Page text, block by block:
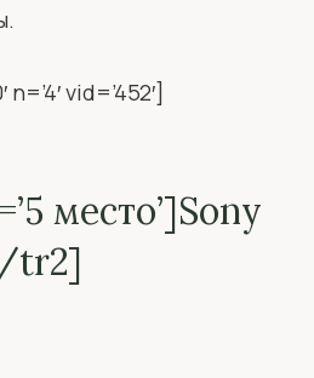
vid=’452′]
место’]Sony
tr2]